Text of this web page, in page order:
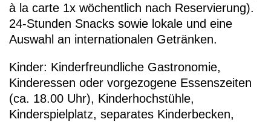
à la carte 1x wöchentlich nach Reservierung).
24-Stunden Snacks sowie lokale und eine
Auswahl an internationalen Getränken.
Kinder: Kinderfreundliche Gastronomie,
Kinderessen oder vorgezogene Essenszeiten
(ca. 18.00 Uhr), Kinderhochstühle,
Kinderspielplatz, separates Kinderbecken,